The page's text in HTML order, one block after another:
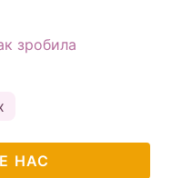
зробила
НАС